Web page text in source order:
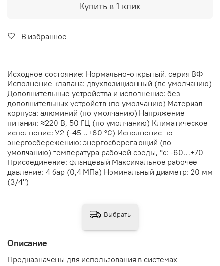
Купить в 1 клик
В избранное
Исходное состояние: Нормально-открытый, серия ВФ
Исполнение клапана: двухпозиционный (по умолчанию)
Дополнительные устройства и исполнение: без
дополнительных устройств (по умолчанию) Материал
корпуса: алюминий (по умолчанию) Напряжение
питания: ≈220 В, 50 ГЦ (по умолчанию) Климатическое
исполнение: У2 (-45…+60 °С) Исполнение по
энергосбережению: энергосберегающий (по
умолчанию) температура рабочей среды, °с: -60…+70
Присоединение: фланцевый Максимальное рабочее
давление: 4 бар (0,4 МПа) Номинальный диаметр: 20 мм
(3/4")
Описание
Предназначены для использования в системах
Выбрать